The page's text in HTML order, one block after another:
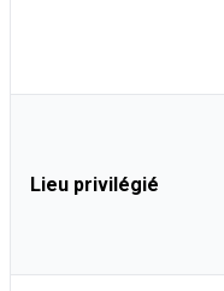
Lieu privilégié